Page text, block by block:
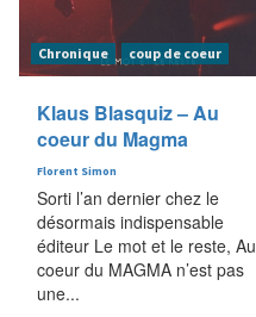
Chronique coup de coeur
Klaus Blasquiz – Au
coeur du Magma
Florent Simon
Sorti l’an dernier chez le
désormais indispensable
éditeur Le mot et le reste, Au
coeur du MAGMA n’est pas
une...